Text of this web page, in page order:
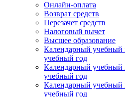
Онлайн-оплата
Возврат средств
Перезачет средств
Налоговый вычет
Высшее образование
Календарный учебный
учебный год
Календарный учебный
учебный год
Календарный учебный
учебный год